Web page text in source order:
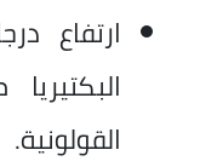
ارتفاع
القولونية.